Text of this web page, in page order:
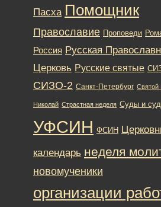
Пасха Помощник
Православие Проповеди
Россия Русская
Церковь Русские святые
СИЗО-2 Санкт-Петербург Святой
Николай Страстная неделя Суды и
УФСИН ФСИН
календарь неделя
новомученики
организации